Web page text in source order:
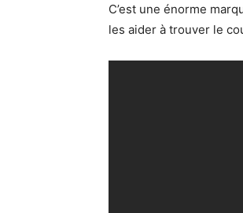
C’est une énorme
les aider à trouver le